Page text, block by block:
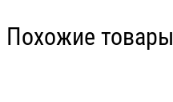
Похожие товары